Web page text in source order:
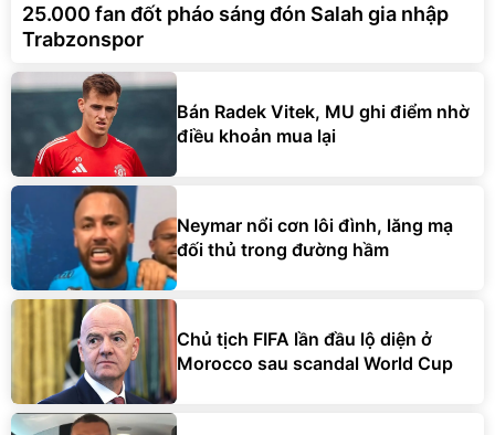
25.000 fan đốt pháo sáng đón Salah gia nhập
Trabzonspor
Bán Radek Vitek, MU ghi điểm nhờ
điều khoản mua lại
Neymar nổi cơn lôi đình, lăng mạ
đối thủ trong đường hầm
Chủ tịch FIFA lần đầu lộ diện ở
Morocco sau scandal World Cup